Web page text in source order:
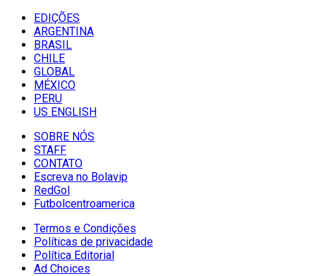
EDIÇÕES
ARGENTINA
BRASIL
CHILE
GLOBAL
MÉXICO
PERU
US ENGLISH
SOBRE NÓS
STAFF
CONTATO
Escreva no Bolavip
RedGol
Futbolcentroamerica
Termos e Condições
Políticas de privacidade
Política Editorial
Ad Choices